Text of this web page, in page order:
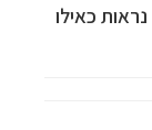
נראות כאילו